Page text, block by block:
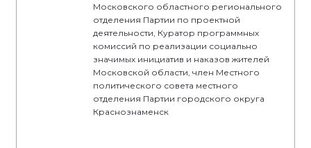
Московского областного регионального
отделения Партии по проектной
деятельности, Куратор программных
комиссий по реализации социально
значимых инициатив и наказов жителей
Московской области, член Местного
политического совета местного
отделения Партии городского округа
Краснознаменск